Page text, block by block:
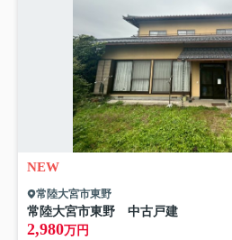
NEW
常陸大宮市東野
常陸大宮市東野 中古戸建
2,980万円